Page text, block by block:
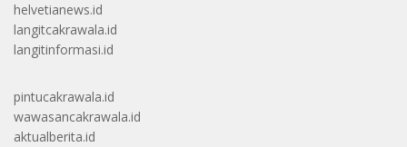
helvetianews.id
langitcakrawala.id
langitinformasi.id
pintucakrawala.id
wawasancakrawala.id
aktualberita.id